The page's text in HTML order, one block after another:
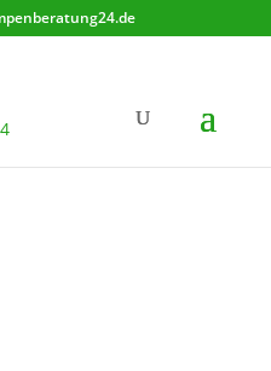
Werbung*